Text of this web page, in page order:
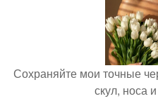
Сохраняйте мои точные
скул, носа